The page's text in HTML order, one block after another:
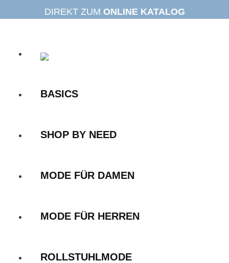
Inhalt
DIREKT ZUM ONLINE KATALOG
BASICS
SHOP BY NEED
MODE FÜR DAMEN
MODE FÜR HERREN
ROLLSTUHLMODE